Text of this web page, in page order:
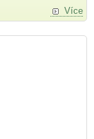
Více